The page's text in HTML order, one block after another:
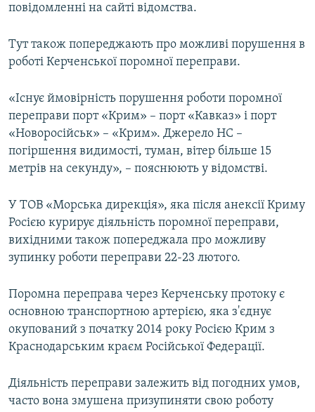
ІНФОГРАФІКА
ДОЛУЧАЙСЯ!
повідомленні на сайті відомства.
Тут також попереджають про можливі порушення в
роботі Керченської поромної переправи.
«Існує ймовірність порушення роботи поромної
переправи порт «Крим» – порт «Кавказ» і порт
«Новоросійськ» – «Крим». Джерело НС –
погіршення видимості, туман, вітер більше 15
метрів на секунду», – пояснюють у відомстві.
У ТОВ «Морська дирекція», яка після анексії Криму
Росією курирує діяльність поромної переправи,
вихідними також попереджала про можливу
зупинку роботи переправи 22-23 лютого.
Поромна переправа через Керченську протоку є
основною транспортною артерією, яка з'єднує
окупований з початку 2014 року Росією Крим з
Краснодарським краєм Російської Федерації.
Діяльність переправи залежить від погодних умов,
часто вона змушена призупиняти свою роботу